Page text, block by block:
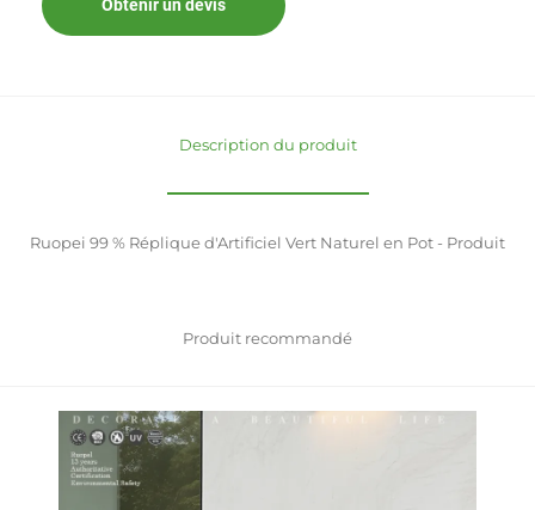
Obtenir un devis
Description du produit
Ruopei 99 % Réplique d'Artificiel Vert Naturel en Pot - Produit
Produit recommandé